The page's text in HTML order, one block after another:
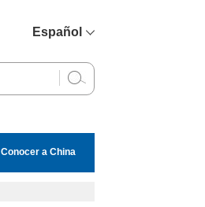
Español
English
Conocer a China